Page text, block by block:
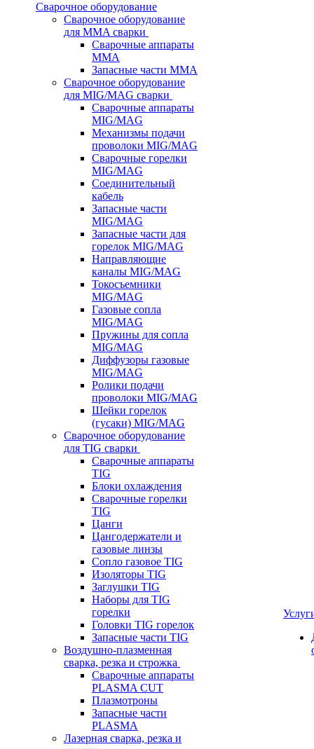
Сварочное оборудование
Сварочное оборудование
для MMA сварки
Сварочные аппараты
MMA
Запасные части MMA
Сварочное оборудование
для MIG/MAG сварки
Сварочные аппараты
MIG/MAG
Механизмы подачи
проволоки MIG/MAG
Сварочные горелки
MIG/MAG
Соединительный
кабель
Запасные части
MIG/MAG
Запасные части для
горелок MIG/MAG
Направляющие
каналы MIG/MAG
Токосъемники
MIG/MAG
Газовые сопла
MIG/MAG
Пружины для сопла
MIG/MAG
Диффузоры газовые
MIG/MAG
Ролики подачи
проволоки MIG/MAG
Шейки горелок
(гусаки) MIG/MAG
Сварочное оборудование
для TIG сварки
Сварочные аппараты
TIG
Блоки охлаждения
Сварочные горелки
TIG
Цанги
Цангодержатели и
газовые линзы
Сопло газовое TIG
Изоляторы TIG
Заглушки TIG
Наборы для TIG
горелки
Головки TIG горелок
Запасные части TIG
Воздушно-плазменная
сварка, резка и строжка
Сварочные аппараты
PLASMA CUT
Плазмотроны
Запасные части
PLASMA
Лазерная сварка, резка и